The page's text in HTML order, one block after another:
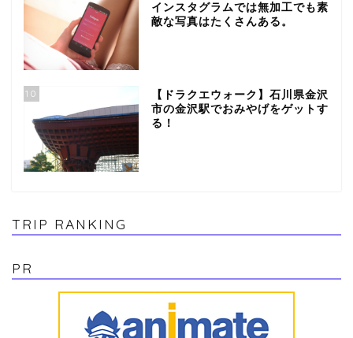
インスタグラムでは無加工でも素
敵な写真はたくさんある。
10
【ドラクエウォーク】石川県金沢
市の金沢駅でおみやげをゲットす
る！
TRIP RANKING
PR